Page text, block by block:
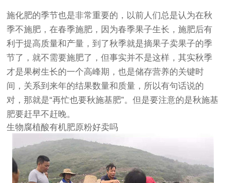
施化肥的季节也是非常重要的，以前人们总是认为在秋
季不施肥，在春季施肥，因为春季果子生长，施肥后有
利于提高质量和产量，到了秋季就是摘果子卖果子的季
节了，就不需要施肥了，但事实并不是这样，其实秋季
才是果树生长的一个高峰期，也是储存营养的关键时
间，关系到来年的结果数量和质量，所以有句话说的
对，那就是“再忙也要秋施基肥”。但是要注意的是秋施基
肥要赶早不赶晚。
生物腐植酸有机肥原粉好卖吗